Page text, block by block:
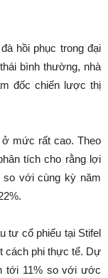
hồi phục trong đại
bình thường, nhà
đốc chiến lược thị
ở mức rất cao. Theo
tích cho rằng lợi
so với cùng kỳ năm
tư cổ phiếu tại Stifel
cách phi thực tế. Dự
tới 11% so với ước